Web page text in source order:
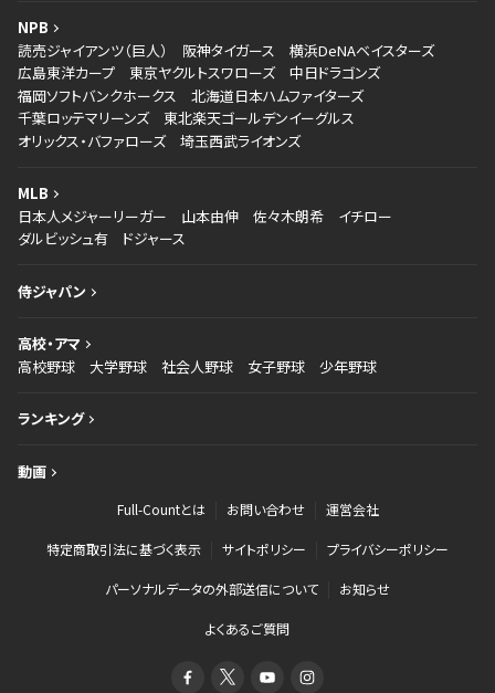
NPB
読売ジャイアンツ（巨人）
阪神タイガース
横浜DeNAベイスターズ
広島東洋カープ
東京ヤクルトスワローズ
中日ドラゴンズ
福岡ソフトバンクホークス
北海道日本ハムファイターズ
千葉ロッテマリーンズ
東北楽天ゴールデンイーグルス
オリックス・バファローズ
埼玉西武ライオンズ
MLB
日本人メジャーリーガー
山本由伸 佐々木朗希
イチロー
ダルビッシュ有
ドジャース
侍ジャパン
高校・アマ
高校野球
大学野球 社会人野球 女子野球 少年野球
ランキング
動画
Full-Countとは お問い合わせ 運営会社
特定商取引法に基づく表示 サイトポリシー プライバシーポリシー
パーソナルデータの外部送信について お知らせ
よくあるご質問